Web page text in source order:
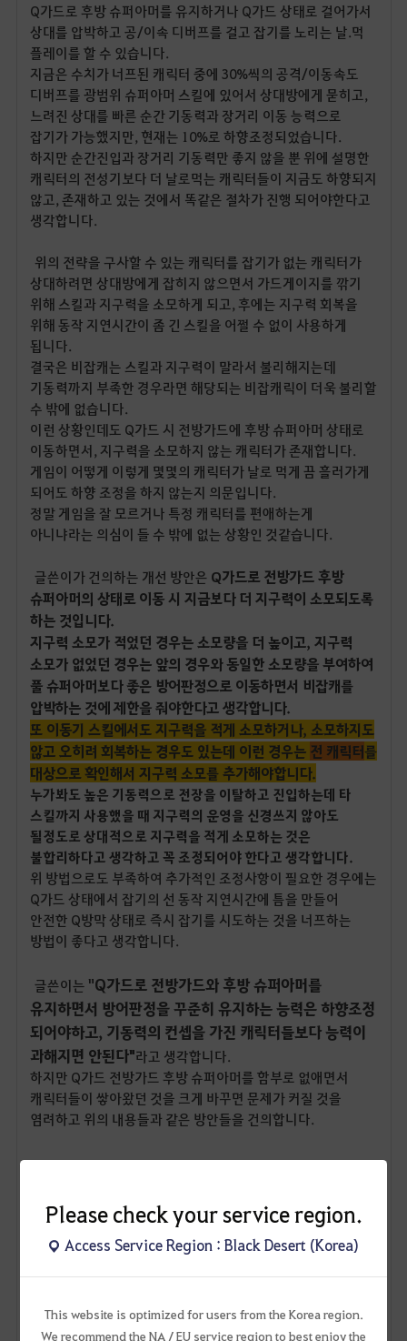
Please check your service region.
Access Service Region : Black Desert (Korea)
This website is optimized for users from the Korea region.
We recommend the NA / EU service region to best enjoy the
Q가드로 후방 슈퍼아머를 유지하거나 Q가드 상태로 걸어가서
상대를 압박하고 공/이속 디버프를 걸고 잡기를 노리는 날.먹
플레이를 할 수 있습니다.
지금은 수치가 너프된 캐릭터 중에 30%씩의 공격/이동속도
디버프를 광범위 슈퍼아머 스킬에 있어서 상대방에게 묻히고,
느려진 상대를 빠른 순간 기동력과 장거리 이동 능력으로
잡기가 가능했지만, 현재는 10%로 하향조정되었습니다.
하지만 순간진입과 장거리 기동력만 좋지 않을 뿐 위에 설명한
캐릭터의 전성기보다 더 날로먹는 캐릭터들이 지금도 하향되지
않고, 존재하고 있는 것에서 똑같은 절차가 진행 되어야한다고
생각합니다.
위의 전략을 구사할 수 있는 캐릭터를 잡기가 없는 캐릭터가
상대하려면 상대방에게 잡히지 않으면서 가드게이지를 깎기
위해 스킬과 지구력을 소모하게 되고, 후에는 지구력 회복을
위해 동작 지연시간이 좀 긴 스킬을 어쩔 수 없이 사용하게
됩니다.
결국은 비잡캐는 스킬과 지구력이 말라서 불리해지는데
기동력까지 부족한 경우라면 해당되는 비잡캐릭이 더욱 불리할
수 밖에 없습니다.
이런 상황인데도 Q가드 시 전방가드에 후방 슈퍼아머 상태로
이동하면서, 지구력을 소모하지 않는 캐릭터가 존재합니다.
게임이 어떻게 이렇게 몇몇의 캐릭터가 날로 먹게 끔 흘러가게
되어도 하향 조정을 하지 않는지 의문입니다.
정말 게임을 잘 모르거나 특정 캐릭터를 편애하는게
아니냐라는 의심이 들 수 밖에 없는 상황인 것같습니다.
글쓴이가 건의하는 개선 방안은 Q가드로 전방가드 후방
슈퍼아머의 상태로 이동 시 지금보다 더 지구력이 소모되도록
하는 것입니다.
지구력 소모가 적었던 경우는 소모량을 더 높이고, 지구력
소모가 없었던 경우는 앞의 경우와 동일한 소모량을 부여하여
풀 슈퍼아머보다 좋은 방어판정으로 이동하면서 비잡캐를
압박하는 것에 제한을 줘야한다고 생각합니다.
또 이동기 스킬에서도 지구력을 적게 소모하거나, 소모하지도
않고 오히려 회복하는 경우도 있는데 이런 경우는 전 캐릭터를
대상으로 확인해서 지구력 소모를 추가해야합니다.
누가봐도 높은 기동력으로 전장을 이탈하고 진입하는데 타
스킬까지 사용했을 때 지구력의 운영을 신경쓰지 않아도
될정도로 상대적으로 지구력을 적게 소모하는 것은
불합리하다고 생각하고 꼭 조정되어야 한다고 생각합니다.
위 방법으로도 부족하여 추가적인 조정사항이 필요한 경우에는
Q가드 상태에서 잡기의 선 동작 지연시간에 틈을 만들어
안전한 Q방막 상태로 즉시 잡기를 시도하는 것을 너프하는
방법이 좋다고 생각합니다.
글쓴이는 "Q가드로 전방가드와 후방 슈퍼아머를
유지하면서 방어판정을 꾸준히 유지하는 능력은 하향조정
되어야하고, 기동력의 컨셉을 가진 캐릭터들보다 능력이
과해지면 안된다"라고 생각합니다.
하지만 Q가드 전방가드 후방 슈퍼아머를 함부로 없애면서
캐릭터들이 쌓아왔던 것을 크게 바꾸면 문제가 커질 것을
염려하고 위의 내용들과 같은 방안들을 건의합니다.
추가해서 구색을 맞춰봤습니다.
하지만 제 개인적인 의견이 다 맞는 것도 아니기때문에 더 좋은
방향이 있으면 그 내용으로 적용이 됬으면 좋겠습니다.
보시는데 힘드시겠지만 조금만 더 읽어주십셔.. ( _ _ )